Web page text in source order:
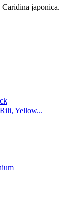
japonica.
Yellow...